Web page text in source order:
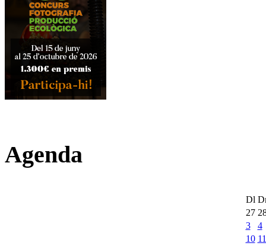
Agenda
Dl
27
3
4
10 11